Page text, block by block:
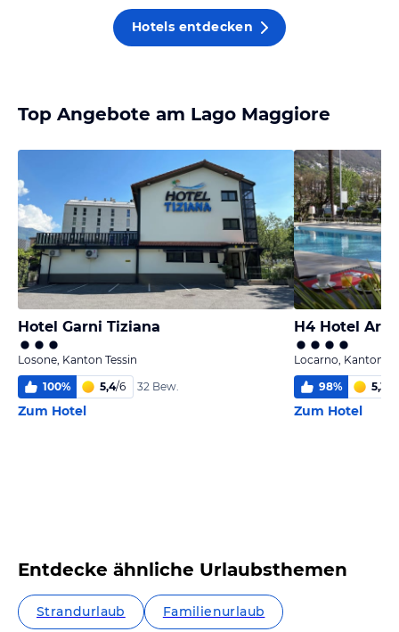
Hotels entdecken
Top Angebote am Lago Maggiore
Hotel Garni Tiziana
Losone, Kanton Tessin
100% 5,4/6 32 Bew.
Zum Hotel
H4 Hotel
Locarno, Kanton
98% 5,3
Zum Hotel
Entdecke ähnliche Urlaubsthemen
Strandurlaub Familienurlaub